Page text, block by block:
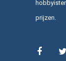
prijzen.